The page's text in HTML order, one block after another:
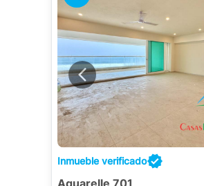
Inmueble verificado
Aquarelle 701